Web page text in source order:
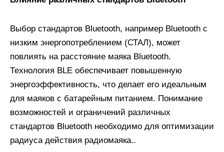
Выбор стандартов Bluetooth, например Bluetooth с
низким энергопотреблением (СТАЛ), может
повлиять на расстояние маяка Bluetooth.
Технология BLE обеспечивает повышенную
энергоэффективность, что делает его идеальным
для маяков с батарейным питанием. Понимание
возможностей и ограничений различных
стандартов Bluetooth необходимо для оптимизации
радиуса действия радиомаяка..